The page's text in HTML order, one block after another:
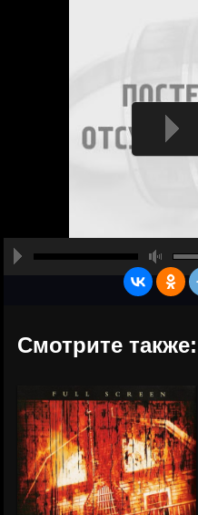
Смотрите также: